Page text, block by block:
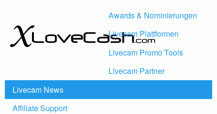
Awards & Nominierungen
Livecam Plattformen
Livecam Promo Tools
Livecam Partner
Livecam News
Affiliate Support